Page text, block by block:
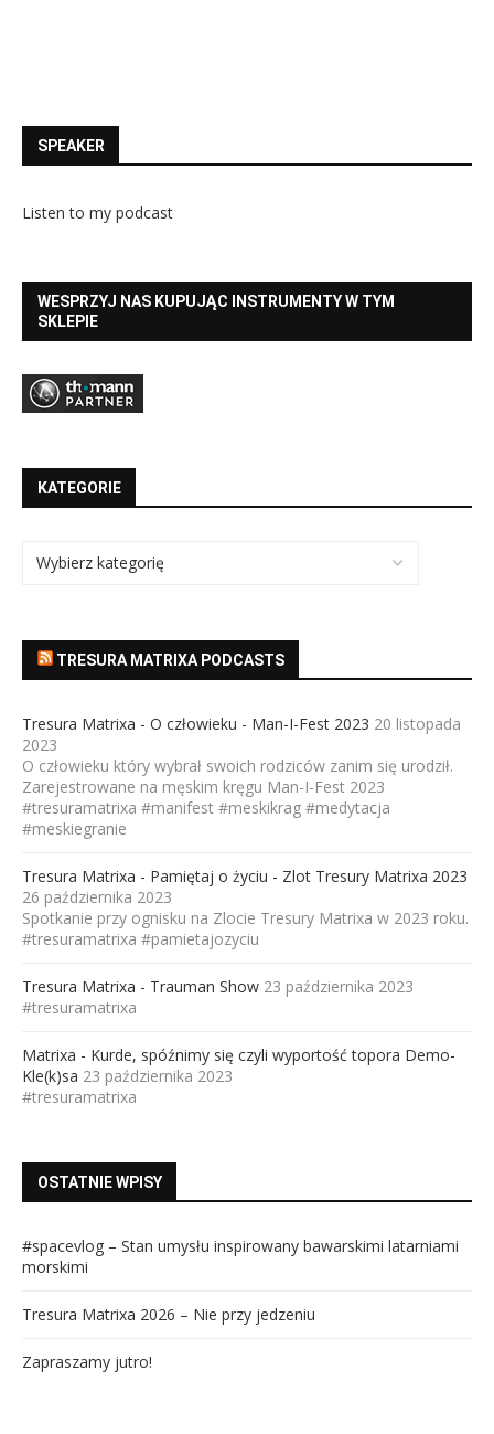
SPEAKER
Listen to my podcast
WESPRZYJ NAS KUPUJĄC INSTRUMENTY W TYM
SKLEPIE
KATEGORIE
TRESURA MATRIXA PODCASTS
Tresura Matrixa - O człowieku - Man-I-Fest 2023 20 listopada
2023
O człowieku który wybrał swoich rodziców zanim się urodził.
Zarejestrowane na męskim kręgu Man-I-Fest 2023
#tresuramatrixa #manifest #meskikrag #medytacja
#meskiegranie
Tresura Matrixa - Pamiętaj o życiu - Zlot Tresury Matrixa 2023
26 października 2023
Spotkanie przy ognisku na Zlocie Tresury Matrixa w 2023 roku.
#tresuramatrixa #pamietajozyciu
Tresura Matrixa - Trauman Show 23 października 2023
#tresuramatrixa
Matrixa - Kurde, spóźnimy się czyli wyportość topora Demo-
Kle(k)sa 23 października 2023
#tresuramatrixa
OSTATNIE WPISY
#spacevlog – Stan umysłu inspirowany bawarskimi latarniami
morskimi
Tresura Matrixa 2026 – Nie przy jedzeniu
Zapraszamy jutro!